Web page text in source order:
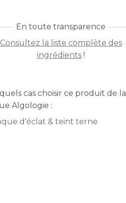
En toute transparence
Consultez la liste complète des
ingrédients!
cas choisir ce produit de la
Algologie :
d'éclat & teint terne